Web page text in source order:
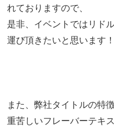
れておりますので、
是非、イベントではリド
運び頂きたいと思います！
また、弊社タイトルの特
重苦しいフレーバーテキ